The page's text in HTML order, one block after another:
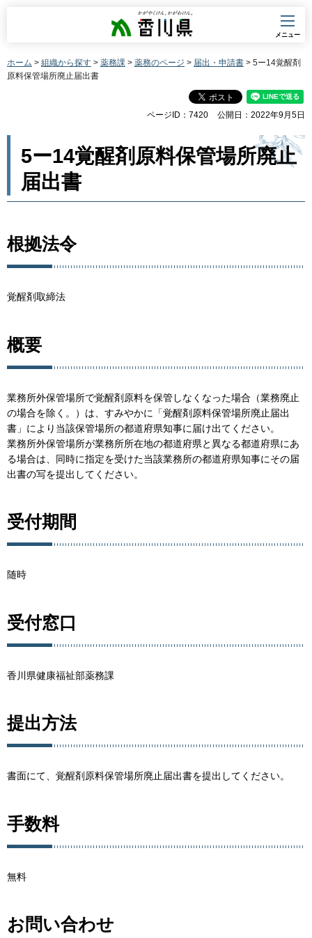
香川県
メニュー
ホーム > 組織から探す > 薬務課 > 薬務のページ > 届出・申請書 > 5ー14覚醒剤
原料保管場所廃止届出書
ページID：7420 公開日：2022年9月5日
5ー14覚醒剤原料保管場所廃止
届出書
根拠法令
覚醒剤取締法
概要
業務所外保管場所で覚醒剤原料を保管しなくなった場合（業務廃止
の場合を除く。）は、すみやかに「覚醒剤原料保管場所廃止届出
書」により当該保管場所の都道府県知事に届け出てください。
業務所外保管場所が業務所所在地の都道府県と異なる都道府県にあ
る場合は、同時に指定を受けた当該業務所の都道府県知事にその届
出書の写を提出してください。
受付期間
随時
受付窓口
香川県健康福祉部薬務課
提出方法
書面にて、覚醒剤原料保管場所廃止届出書を提出してください。
手数料
無料
お問い合わせ